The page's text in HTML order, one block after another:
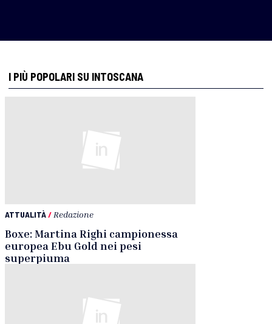
I PIÙ POPOLARI SU INTOSCANA
ATTUALITÀ/ Redazione
Boxe: Martina Righi campionessa
europea Ebu Gold nei pesi
superpiuma